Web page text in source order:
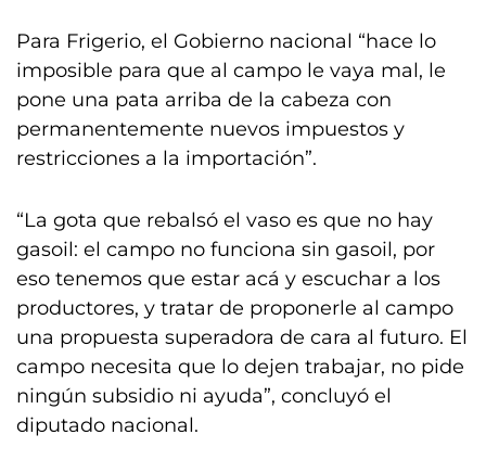
Para Frigerio, el Gobierno nacional “hace lo
imposible para que al campo le vaya mal, le
pone una pata arriba de la cabeza con
permanentemente nuevos impuestos y
restricciones a la importación”.
“La gota que rebalsó el vaso es que no hay
gasoil: el campo no funciona sin gasoil, por
eso tenemos que estar acá y escuchar a los
productores, y tratar de proponerle al campo
una propuesta superadora de cara al futuro. El
campo necesita que lo dejen trabajar, no pide
ningún subsidio ni ayuda”, concluyó el
diputado nacional.